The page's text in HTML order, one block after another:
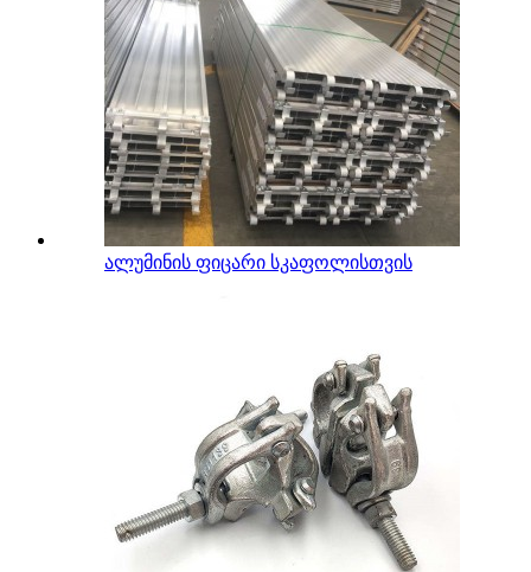
ალუმინის ფიცარი სკაფოლისთვის